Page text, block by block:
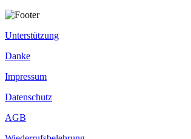
Unterstützung
Danke
Impressum
Datenschutz
AGB